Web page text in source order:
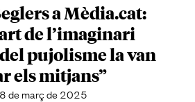
a Mèdia.cat:
de l’imaginari
pujolisme la van
els mitjans”
de març de 2025